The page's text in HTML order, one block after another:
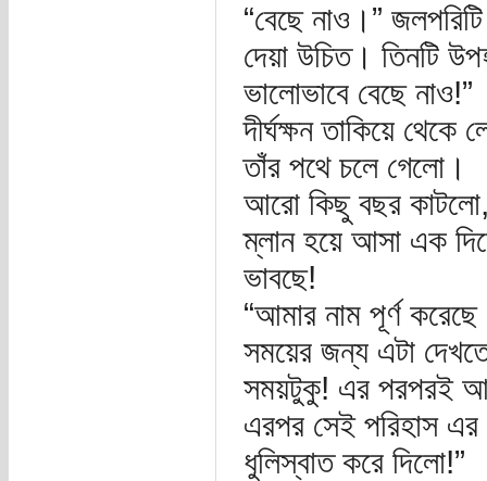
“বেছে নাও।”
দেয়া উচিত। তিনটি
ভালোভাবে বেছে নাও!”
দীর্ঘক্ষন তাকিয়ে থেকে
তাঁর পথে চলে গেলো।
আরো কিছু বছর কাটলো,
ম্লান হয়ে আসা এক
ভাবছে!
“আমার নাম পূর্ণ
সময়ের জন্য এটা
সময়টুকু! এর পরপরই
এরপর সেই পরিহাস এর
ধুলিস্বাত করে দিলো!”